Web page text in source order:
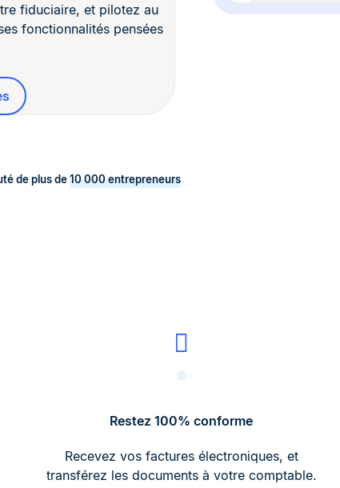
fiduciaire, et pilotez au
fonctionnalités pensées
de plus de10 000 entrepreneurs
Restez 100% conforme
Recevez vos factures électroniques, et
transférez les documents à votre comptable.